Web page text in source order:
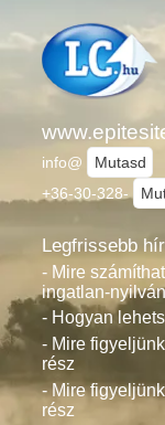
info@
Mutasd
+36-30-328-
Legfrissebb
- Mire
ingatlan-
- Hogyan
- Mire
rész
- Mire
rész